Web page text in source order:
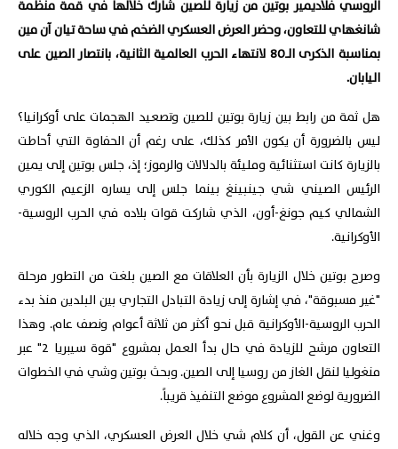
الروسي فلاديمير بوتين من زيارة للصين شارك خلالها في قمة منظمة
شانغهاي للتعاون، وحضر العرض العسكري الضخم في ساحة تيان آن مين
بمناسبة الذكرى الـ80 لانتهاء الحرب العالمية الثانية، بانتصار الصين على
اليابان.
هل ثمة من رابط بين زيارة بوتين للصين وتصعيد الهجمات على أوكرانيا؟
ليس بالضرورة أن يكون الأمر كذلك، على رغم أن الحفاوة التي أحاطت
بالزيارة كانت استثنائية ومليئة بالدلالات والرموز؛ إذ، جلس بوتين إلى يمين
الرئيس الصيني شي جينبينغ بينما جلس إلى يساره الزعيم الكوري
الشمالي كيم جونغ-أون، الذي شاركت قوات بلاده في الحرب الروسية-
الأوكرانية.
وصرح بوتين خلال الزيارة بأن العلاقات مع الصين بلغت من التطور مرحلة
"غير مسبوقة"، في إشارة إلى زيادة التبادل التجاري بين البلدين منذ بدء
الحرب الروسية-الأوكرانية قبل نحو أكثر من ثلاثة أعوام ونصف عام. وهذا
التعاون مرشح للزيادة في حال بدأ العمل بمشروع "قوة سيبريا 2" عبر
منغوليا لنقل الغاز من روسيا إلى الصين. وبحث بوتين وشي في الخطوات
الضرورية لوضع المشروع موضع التنفيذ قريباً.
وغني عن القول، أن كلام شي خلال العرض العسكري، الذي وجه خلاله